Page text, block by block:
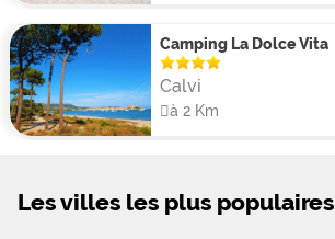
Camping La Dolce Vita
Calvi
à 2 Km
Les villes les plus populaires